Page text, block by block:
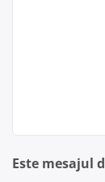
Este mesajul